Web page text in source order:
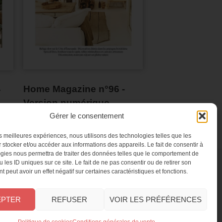
Gérer le consentement
meilleures expériences, nous utilisons des technologies telles que les
stocker et/ou accéder aux informations des appareils. Le fait de consentir à
nous permettra de traiter des données telles que le comportement de
les ID uniques sur ce site. Le fait de ne pas consentir ou de retirer son
peut avoir un effet négatif sur certaines caractéristiques et fonctions.
REFUSER VOIR LES PRÉFÉRENCES
Home Magazine n°96 -
Version numérique
CONTACT
Service client